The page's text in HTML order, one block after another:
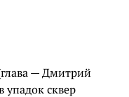
— Дмитрий
упадок сквер